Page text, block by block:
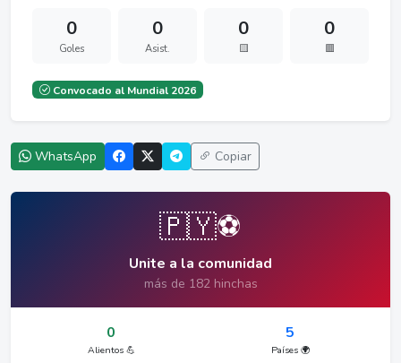
0
Goles
0
Asist.
0
🟨
0
🟥
Convocado al Mundial 2026
WhatsApp Copiar
🇵🇾⚽
Unite a la comunidad
más de 182 hinchas
0
Alientos 💪
5
Países 🌍